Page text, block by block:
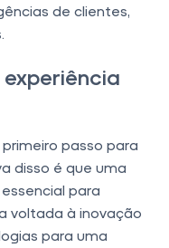
de clientes,
passo para
disso é que uma
para
voltada à inovação
para uma